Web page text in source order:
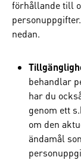
förhållande till
nedan.
behandlar
har du
genom ett
om den
ändamål